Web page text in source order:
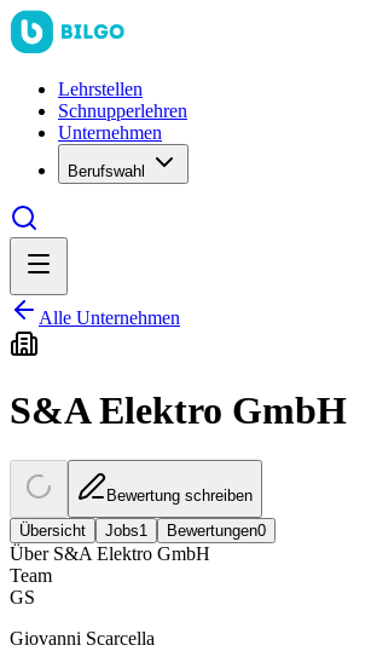
Lehrstellen
Schnupperlehren
Unternehmen
Berufswahl
Alle Unternehmen
S&A Elektro GmbH
Bewertung schreiben
Übersicht
Jobs1 Bewertungen0
Über S&A Elektro GmbH
Team
GS
Giovanni Scarcella